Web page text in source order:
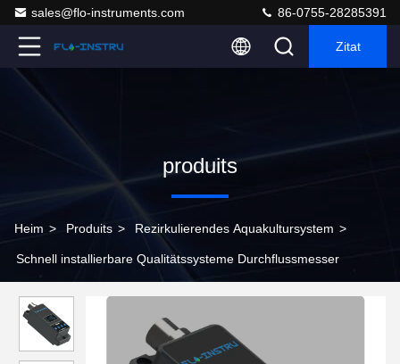
sales@flo-instruments.com 86-0755-28285391
Zitat
produits
Heim > Produits > Rezirkulierendes Aquakultursystem >
Schnell installierbare Qualitätssysteme Durchflussmesser